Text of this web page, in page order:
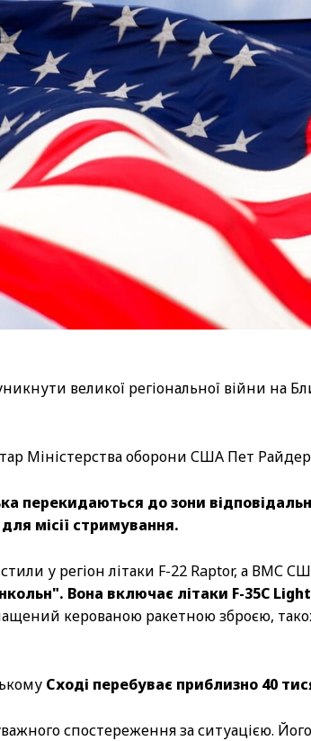
великої регіональної війни на
Міністерства оборони США Пет
перекидаються до зони
місії стримування.
у регіон літаки F-22 Raptor, а ВМС
Вона включає літаки F-35C
керованою ракетною зброєю,
Сході перебуває приблизно 40
спостереження за ситуацією.